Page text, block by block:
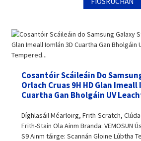
Cosantóir Scáileáin Do
Orlach Cruas 9H HD Glan Imeall
Cuartha Gan Bholgáin UV
Díghlasáil Méarloirg, Frith-Scratch,
Frith-Stain Ola Ainm Branda: VEMOSUN
S9 Ainm táirge: Scannán Gloine Lúbtha